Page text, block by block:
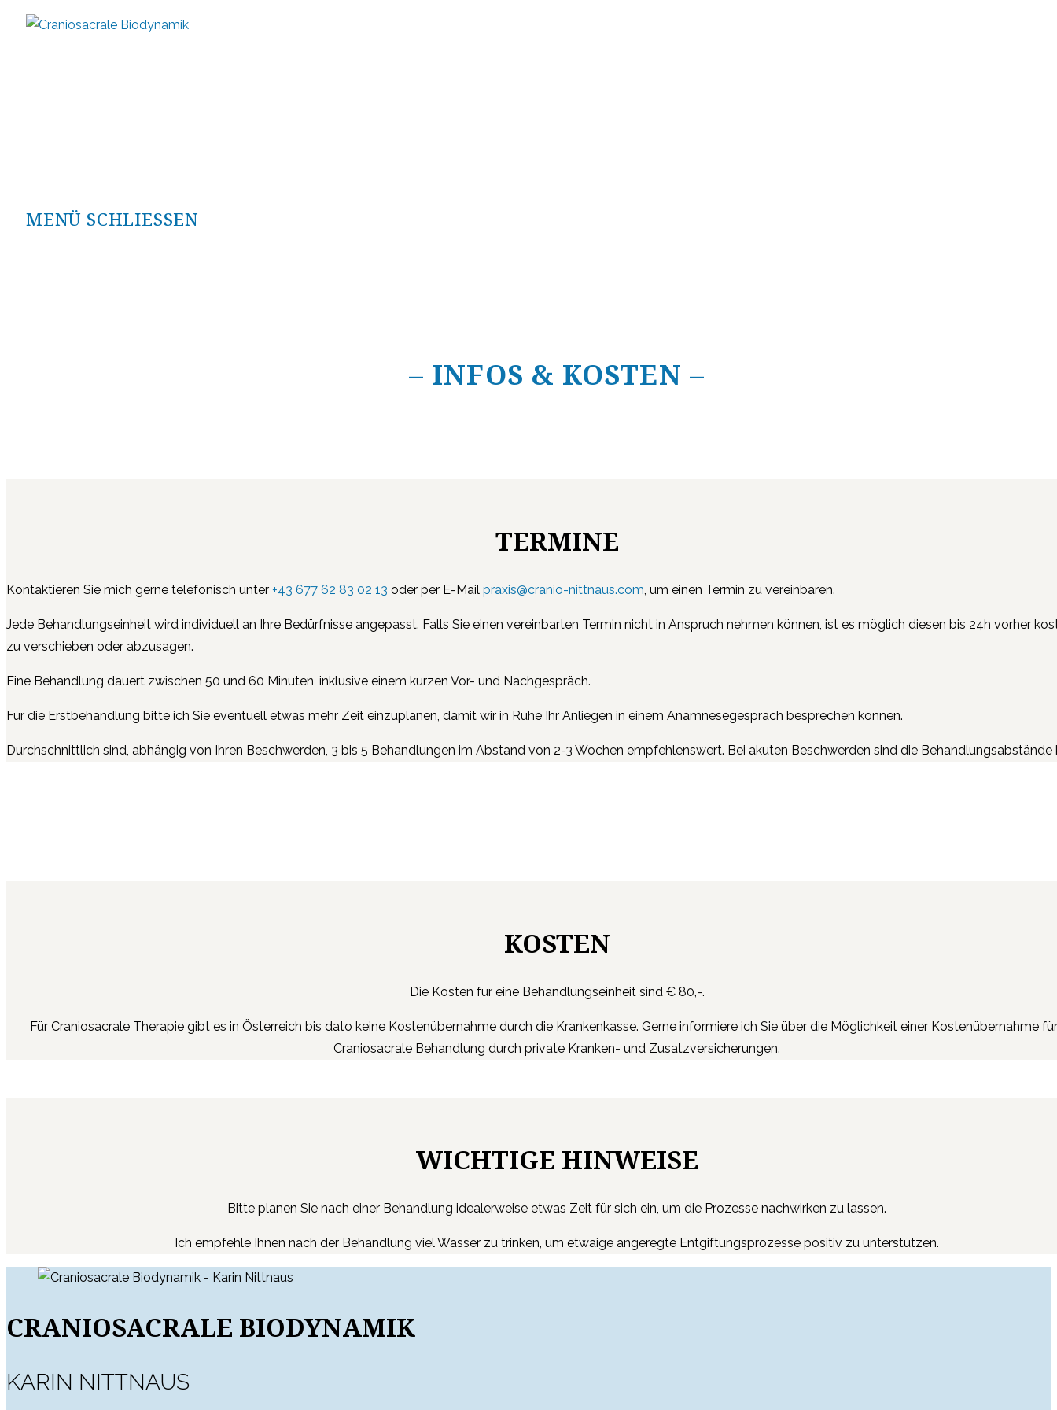
Zum
MENÜ SCHLIESSEN
– INFOS & KOSTEN –
TERMINE
Kontaktieren Sie mich gerne telefonisch unter +43 677 62 83 02 13 oder per E-Mail praxis@cranio-nittnaus.com, um einen Termin zu vereinbaren.
Jede Behandlungseinheit wird individuell an Ihre Bedürfnisse angepasst. Falls Sie einen vereinbarten Termin nicht in Anspruch nehmen können, ist es möglich diesen bis 24h vorher
zu verschieben oder abzusagen.
Eine Behandlung dauert zwischen 50 und 60 Minuten, inklusive einem kurzen Vor- und Nachgespräch.
Für die Erstbehandlung bitte ich Sie eventuell etwas mehr Zeit einzuplanen, damit wir in Ruhe Ihr Anliegen in einem Anamnesegespräch besprechen können.
Durchschnittlich sind, abhängig von Ihren Beschwerden, 3 bis 5 Behandlungen im Abstand von 2-3 Wochen empfehlenswert. Bei akuten Beschwerden sind die Behandlungsabstände
KOSTEN
Die Kosten für eine Behandlungseinheit sind € 80,-.
Für Craniosacrale Therapie gibt es in Österreich bis dato keine Kostenübernahme durch die Krankenkasse. Gerne informiere ich Sie über die Möglichkeit einer Kostenübernahme
Craniosacrale Behandlung durch private Kranken- und Zusatzversicherungen.
WICHTIGE HINWEISE
Bitte planen Sie nach einer Behandlung idealerweise etwas Zeit für sich ein, um die Prozesse nachwirken zu lassen.
Ich empfehle Ihnen nach der Behandlung viel Wasser zu trinken, um etwaige angeregte Entgiftungsprozesse positiv zu unterstützen.
CRANIOSACRALE BIODYNAMIK
KARIN NITTNAUS